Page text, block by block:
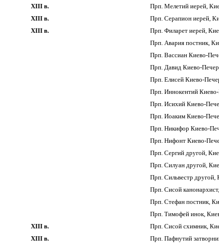
XIII в.
Прп. Мелетий иерей,
XIII в.
Прп. Серапион иерей,
XIII в.
Прп. Филарет иерей,
Прп. Авария постник,
Прп. Вассиан Киево-
Прп. Давид Киево-
Прп. Елисей Киево-
Прп. Иннокентий
Прп. Исихий Киево-
Прп. Иоаким Киево-
Прп. Никифор Киево-
Прп. Нифонт Киево-
Прп. Сергий другой,
Прп. Силуан другой,
Прп. Сильвестр
Прп. Сисой
Прп. Стефан постник,
Прп. Тимофей инок,
XIII в.
Прп. Сисой схимник,
XIII в.
Прп. Пафнутий